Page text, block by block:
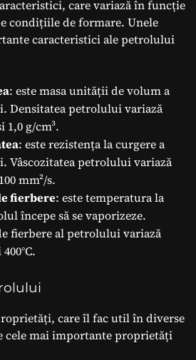
care variază în funcție
condițiile de formare. Unele
caracteristici ale petrolului
: este masa unității de volum a
Densitatea petrolului variază
1,0 g/cm³.
: este rezistența la curgere a
Vâscozitatea petrolului variază
mm²/s.
fierbere: este temperatura la
începe să se vaporizeze.
fierbere al petrolului variază
care îl fac util în diverse
cele mai importante proprietăți